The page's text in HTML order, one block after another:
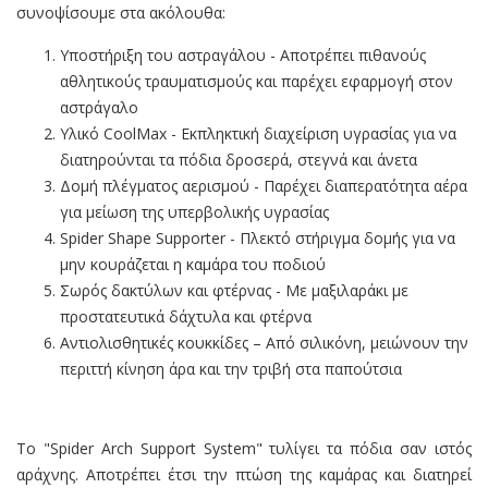
συνοψίσουμε στα ακόλουθα:
Υποστήριξη του αστραγάλου - Αποτρέπει πιθανούς
αθλητικούς τραυματισμούς και παρέχει εφαρμογή στον
αστράγαλο
Υλικό CoolMax - Εκπληκτική διαχείριση υγρασίας για να
διατηρούνται τα πόδια δροσερά, στεγνά και άνετα
Δομή πλέγματος αερισμού - Παρέχει διαπερατότητα αέρα
για μείωση της υπερβολικής υγρασίας
Spider Shape Supporter - Πλεκτό στήριγμα δομής για να
μην κουράζεται η καμάρα του ποδιού
Σωρός δακτύλων και φτέρνας - Με μαξιλαράκι με
προστατευτικά δάχτυλα και φτέρνα
Αντιολισθητικές κουκκίδες – Από σιλικόνη, μειώνουν την
περιττή κίνηση άρα και την τριβή στα παπούτσια
Το "Spider Arch Support System" τυλίγει τα πόδια σαν ιστός
αράχνης. Αποτρέπει έτσι την πτώση της καμάρας και διατηρεί